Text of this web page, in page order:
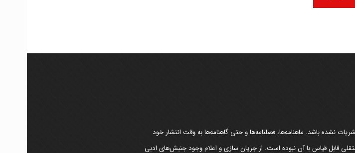
نشده باشد. ماهنامه‌ها، فصلنامه‌ها و حتی گاهنامه‌ها به وقت انتشار خود
قابل قیاس با آن نبوده است. از جریان سازی و اعلام وجود جنبش‌های ادبی